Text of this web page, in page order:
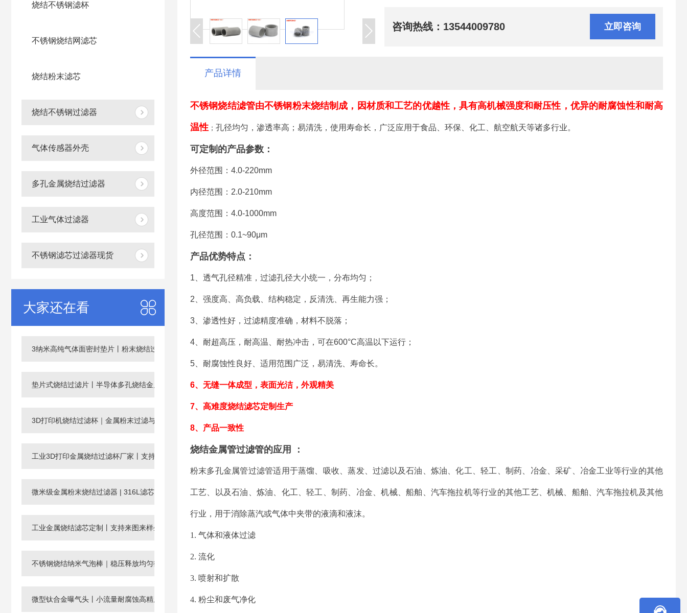
烧结不锈钢滤杯
不锈钢烧结网滤芯
烧结粉末滤芯
烧结不锈钢过滤器
气体传感器外壳
多孔金属烧结过滤器
工业气体过滤器
不锈钢滤芯过滤器现货
大家还在看
3纳米高纯气体面密封垫片丨粉末烧结过滤片
垫片式烧结过滤片丨半导体多孔烧结金属滤芯
3D打印机烧结过滤杯｜金属粉末过滤与回收滤芯
工业3D打印金属烧结过滤杯厂家丨支持非标定制
微米级金属粉末烧结过滤器 | 316L滤芯厂家，孔径0.003-120μm
工业金属烧结滤芯定制丨支持来图来样生产微孔过滤元件
不锈钢烧结纳米气泡棒｜稳压释放均匀微纳米气泡
微型钛合金曝气头丨小流量耐腐蚀高精度工业微孔气体分布器
咨询热线： 13544009780 立即咨询
产品详情
不锈钢烧结滤管由不锈钢粉末烧结制成，因材质和工艺的优越性，具有高机械强度和耐压性，优异的耐腐蚀性和耐高
温性 ； 孔径均匀，渗透率高；易清洗，使用寿命长，广泛应用于食品、环保、化工、航空航天等诸多行业。
可定制的产品参数：
外径范围：4.0-220mm
内径范围：2.0-210mm
高度范围：4.0-1000mm
孔径范围：0.1~90μm
产品优势特点：
1、透气孔径精准，过滤孔径大小统一，分布均匀；
2、强度高、高负载、结构稳定，反清洗、再生能力强；
3、渗透性好，过滤精度准确，材料不脱落；
4、耐超高压，耐高温、耐热冲击，可在600°C高温以下运行 ；
5、耐腐蚀性良好、适用范围广泛，易清洗、寿命长。
6、无缝一体成型，表面光洁，外观精美
7、高难度烧结滤芯定制生产
8、产品一致性
烧结金属管过滤管的应用 ：
粉末多孔金属管过滤管适用于蒸馏、吸收、蒸发、过滤以及石油、炼油、化工、轻工、制药、冶金、采矿、冶金工业等行业的其他
工艺、以及石油、炼油、化工、轻工、制药、冶金、机械、船舶、汽车拖拉机等行业的其他工艺、机械、船舶、汽车拖拉机及其他
行业，用于消除蒸汽或气体中夹带的液滴和液沫。
1. 气体和液体过滤
2. 流化
3. 喷射和扩散
4. 粉尘和废气净化